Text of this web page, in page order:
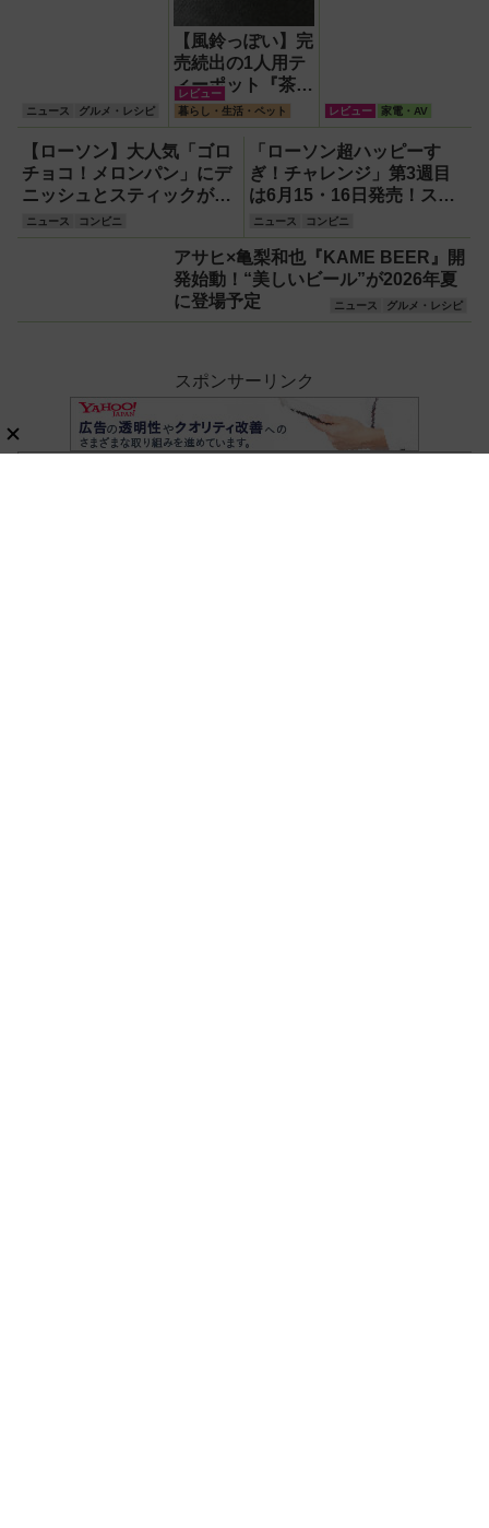
ニュース グルメ・レシピ
【風鈴っぽい】完
売続出の1人用テ
ィーポット『茶鈴
（ティーリン）』
を使ってみた！川
越の風鈴から着想
を得たかわいい見
た目のリアルな使
い勝手を徹底解説
レビュー
暮らし・生活・ペット
レビュー 家電・AV
【ローソン】大人気「ゴロ
チョコ！メロンパン」にデ
ニッシュとスティックが登
場！新作スイーツ・よくば
りセットほか
ニュース コンビニ
「ローソン超ハッピーす
ぎ！チャレンジ」第3週目
は6月15・16日発売！スイ
ーツ『盛りすぎ！ふわ濃チ
ーズケーキ』約51％増量や
『合わせすぎ！カツ×フラ
ンクカレー（中辛）』など
全15品！
ニュース コンビニ
アサヒ×亀梨和也『KAME BEER』開
発始動！“美しいビール”が2026年夏
に登場予定
ニュース グルメ・レシピ
スポンサーリンク